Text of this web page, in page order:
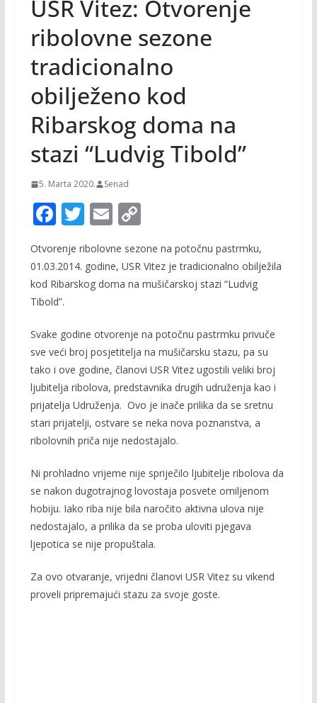
USR Vitez: Otvorenje
ribolovne sezone
tradicionalno
obilježeno kod
Ribarskog doma na
stazi “Ludvig Tibold”
5. Marta 2020. Senad
F
e
b
o
o
k
T
w
itt
er
E
ai
l
C
p
y
n
k
Otvorenje ribolovne sezone na potočnu pastrmku,
01.03.2014. godine, USR Vitez je tradicionalno obilježila
kod Ribarskog doma na mušičarskoj stazi “Ludvig
Tibold”.
Svake godine otvorenje na potočnu pastrmku privuče
sve veći broj posjetitelja na mušičarsku stazu, pa su
tako i ove godine, članovi USR Vitez ugostili veliki broj
ljubitelja ribolova, predstavnika drugih udruženja kao i
prijatelja Udruženja. Ovo je inače prilika da se sretnu
stari prijatelji, ostvare se neka nova poznanstva, a
ribolovnih priča nije nedostajalo.
Ni prohladno vrijeme nije spriječilo ljubitelje ribolova da
se nakon dugotrajnog lovostaja posvete omiljenom
hobiju. Iako riba nije bila naročito aktivna ulova nije
nedostajalo, a prilika da se proba uloviti pjegava
ljepotica se nije propuštala.
Za ovo otvaranje, vrijedni članovi USR Vitez su vikend
proveli pripremajući stazu za svoje goste.